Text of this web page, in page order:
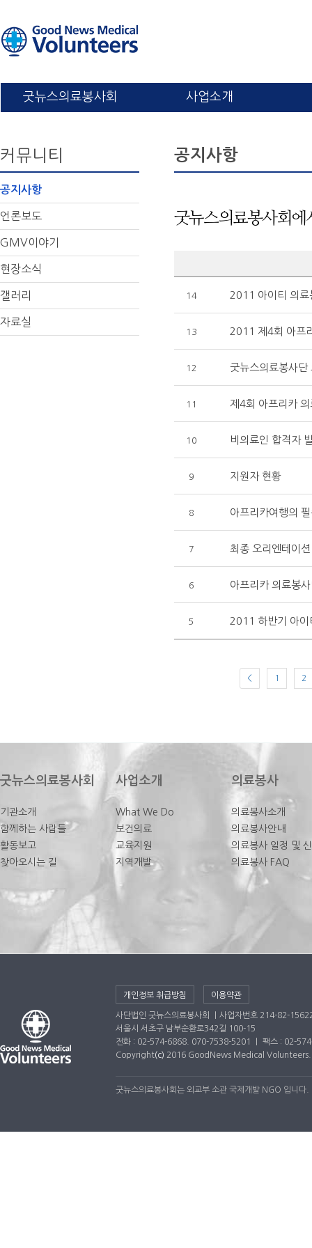
굿뉴스의료봉사회 사업소개
커뮤니티
공지사항
언론보도
GMV이야기
현장소식
갤러리
자료실
공지사항
굿뉴스의료봉사회에
14 2011 아이티 의료
13 2011 제4회 아프
12 굿뉴스의료봉사단
11 제4회 아프리카
10 비의료인 합격자
9 지원자 현황
8 아프리카여행의
7 최종 오리엔테이
6 아프리카 의료봉
5 2011 하반기 아이
< 1 2
굿뉴스의료봉사회
기관소개
함께하는 사람들
활동보고
찾아오시는 길
사업소개
What We Do
보건의료
교육지원
지역개발
의료봉사
의료봉사소개
의료봉사안내
의료봉사 일정 및
의료봉사 FAQ
개인정보 취급방침 이용약관
사단법인 굿뉴스의료봉사회 ｜사업자번호 214-82-
서울시 서초구 남부순환로342길 100-15
전화 : 02-574-6868. 070-7538-5201 ｜ 팩스 : 02-
Copyright(c) 2016 GoodNews Medical
굿뉴스의료봉사회는 외교부 소관 국제개발 NGO 입니다.